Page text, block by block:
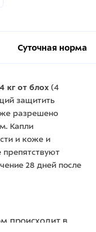
Суточная норма
кг от блох (4
защитить
разрешено
Капли
и коже и
препятствуют
28 дней после
происходит в